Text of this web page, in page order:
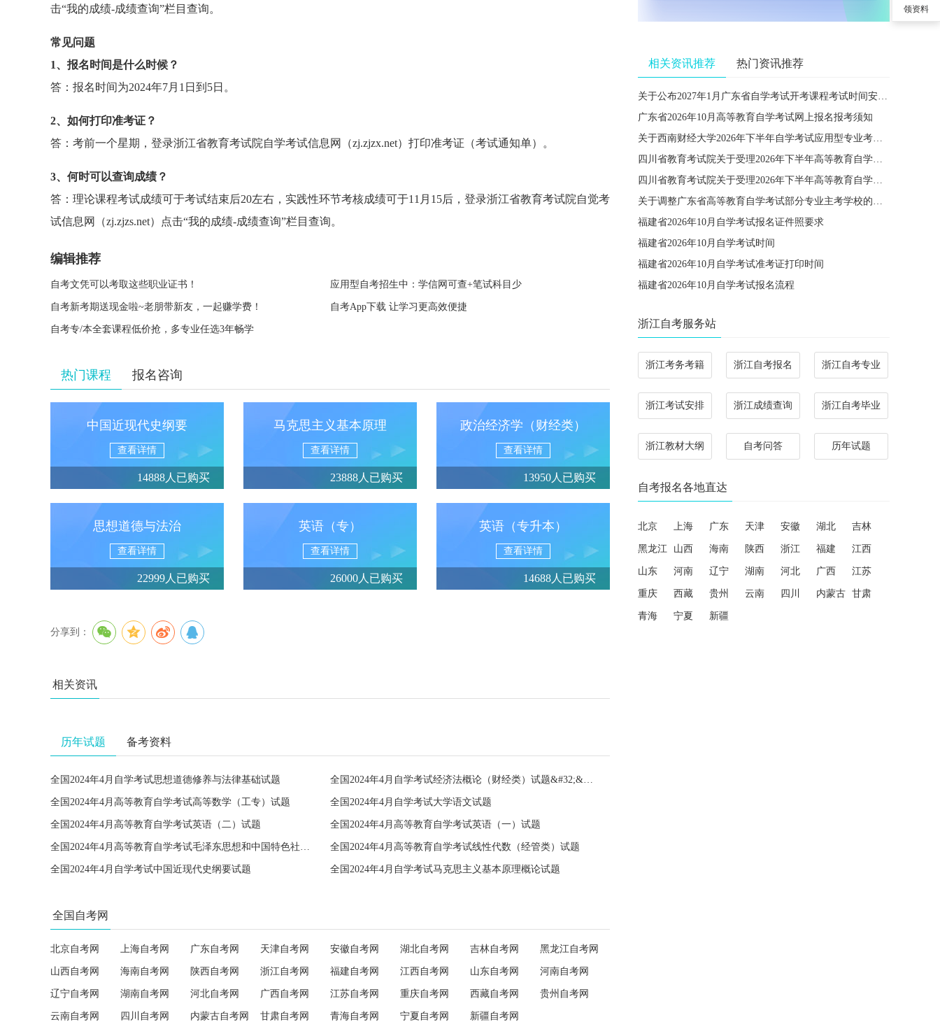
击“我的成绩-成绩查询”栏目查询。
常见问题
1、报名时间是什么时候？
答：报名时间为2024年7月1日到5日。
2、如何打印准考证？
答：考前一个星期，登录浙江省教育考试院自学考试信息网（zj.zjzx.net）打印准考证（考试通知单）。
3、何时可以查询成绩？
答：理论课程考试成绩可于考试结束后20左右，实践性环节考核成绩可于11月15后，登录浙江省教育考试院自觉考
试信息网（zj.zjzs.net）点击“我的成绩-成绩查询”栏目查询。
编辑推荐
自考文凭可以考取这些职业证书！ 应用型自考招生中：学信网可查+笔试科目少
自考新考期送现金啦~老朋带新友，一起赚学费！ 自考App下载 让学习更高效便捷
自考专/本全套课程低价抢，多专业任选3年畅学
热门课程 报名咨询
中国近现代史纲要
查看详情
14888人已购买
马克思主义基本原理
查看详情
23888人已购买
政治经济学（财经类）
查看详情
13950人已购买
思想道德与法治
查看详情
22999人已购买
英语（专）
查看详情
26000人已购买
英语（专升本）
查看详情
14688人已购买
分享到：
相关资讯
历年试题 备考资料
全国2024年4月自学考试思想道德修养与法律基础试题 全国2024年4月自学考试经济法概论（财经类）试题&#32;&#32;
全国2024年4月高等教育自学考试高等数学（工专）试题 全国2024年4月自学考试大学语文试题
全国2024年4月高等教育自学考试英语（二）试题 全国2024年4月高等教育自学考试英语（一）试题
全国2024年4月高等教育自学考试毛泽东思想和中国特色社会主义理论体系概论试题 全国2024年4月高等教育自学考试线性代数（经管类）试题
全国2024年4月自学考试中国近现代史纲要试题 全国2024年4月自学考试马克思主义基本原理概论试题
全国自考网
北京自考网 上海自考网 广东自考网 天津自考网 安徽自考网 湖北自考网 吉林自考网 黑龙江自考网
山西自考网 海南自考网 陕西自考网 浙江自考网 福建自考网 江西自考网 山东自考网 河南自考网
辽宁自考网 湖南自考网 河北自考网 广西自考网 江苏自考网 重庆自考网 西藏自考网 贵州自考网
云南自考网 四川自考网 内蒙古自考网 甘肃自考网 青海自考网 宁夏自考网 新疆自考网
相关资讯推荐 热门资讯推荐
关于公布2027年1月广东省自学考试开考课程考试时间安排和使用教材的通知
广东省2026年10月高等教育自学考试网上报名报考须知
关于西南财经大学2026年下半年自学考试应用型专业考籍更改办理的通知
四川省教育考试院关于受理2026年下半年高等教育自学考试省际转考申请的通告
四川省教育考试院关于受理2026年下半年高等教育自学考试考籍更改申请的通告
关于调整广东省高等教育自学考试部分专业主考学校的通知
福建省2026年10月自学考试报名证件照要求
福建省2026年10月自学考试时间
福建省2026年10月自学考试准考证打印时间
福建省2026年10月自学考试报名流程
浙江自考服务站
浙江考务考籍 浙江自考报名 浙江自考专业
浙江考试安排 浙江成绩查询 浙江自考毕业
浙江教材大纲 自考问答 历年试题
自考报名各地直达
北京 上海 广东 天津 安徽 湖北 吉林
黑龙江 山西 海南 陕西 浙江 福建 江西
山东 河南 辽宁 湖南 河北 广西 江苏
重庆 西藏 贵州 云南 四川 内蒙古 甘肃
青海 宁夏 新疆
领资料